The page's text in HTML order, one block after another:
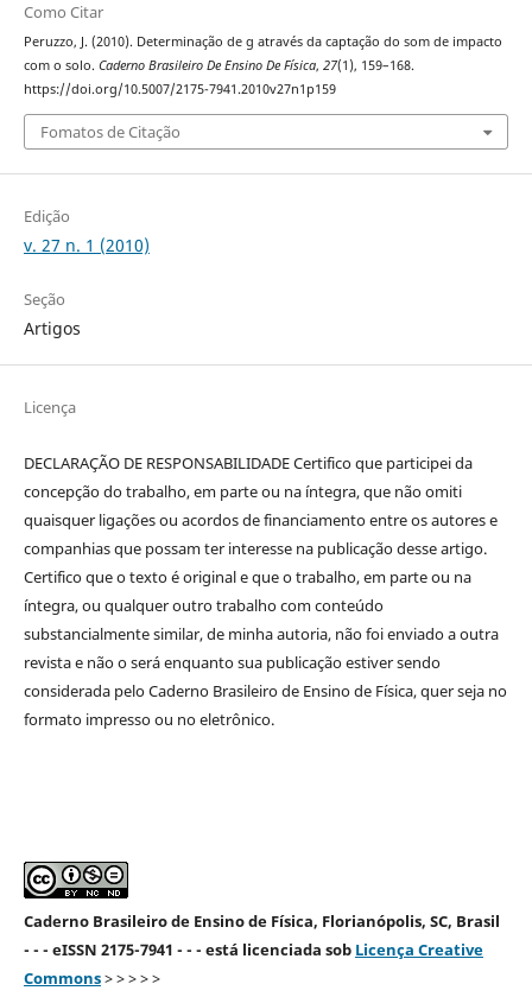
Como Citar
Peruzzo, J. (2010). Determinação de g através da captação do som de impacto
com o solo. Caderno Brasileiro De Ensino De Física, 27(1), 159–168.
https://doi.org/10.5007/2175-7941.2010v27n1p159
Fomatos de Citação
Edição
v. 27 n. 1 (2010)
Seção
Artigos
Licença
DECLARAÇÃO DE RESPONSABILIDADE Certifico que participei da
concepção do trabalho, em parte ou na íntegra, que não omiti
quaisquer ligações ou acordos de financiamento entre os autores e
companhias que possam ter interesse na publicação desse artigo.
Certifico que o texto é original e que o trabalho, em parte ou na
íntegra, ou qualquer outro trabalho com conteúdo
substancialmente similar, de minha autoria, não foi enviado a outra
revista e não o será enquanto sua publicação estiver sendo
considerada pelo Caderno Brasileiro de Ensino de Física, quer seja no
formato impresso ou no eletrônico.
Caderno Brasileiro de Ensino de Física, Florianópolis, SC, Brasil
- - - eISSN 2175-7941 - - - está licenciada sob Licença Creative
Commons> > > > >